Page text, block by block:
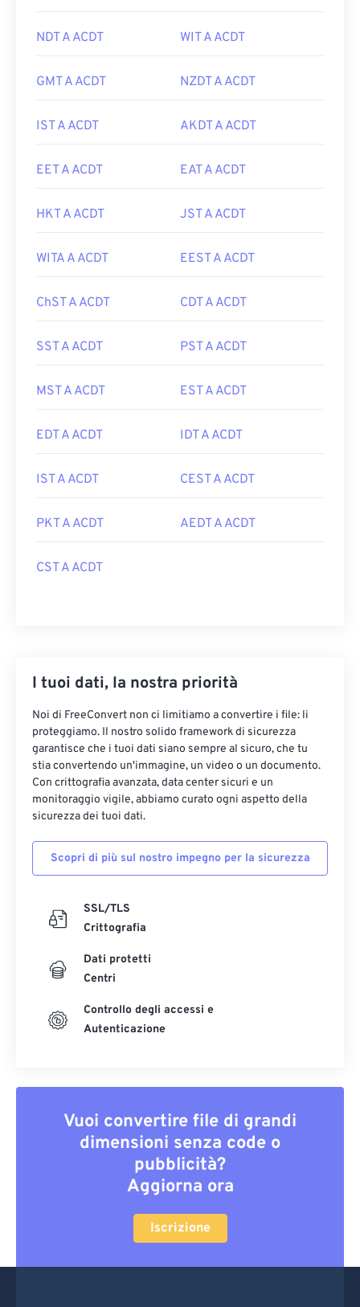
NDT A ACDT WIT A ACDT
GMT A ACDT NZDT A ACDT
IST A ACDT AKDT A ACDT
EET A ACDT EAT A ACDT
HKT A ACDT JST A ACDT
WITA A ACDT EEST A ACDT
ChST A ACDT CDT A ACDT
SST A ACDT PST A ACDT
MST A ACDT EST A ACDT
EDT A ACDT IDT A ACDT
IST A ACDT CEST A ACDT
PKT A ACDT AEDT A ACDT
CST A ACDT
I tuoi dati, la nostra priorità
Noi di FreeConvert non ci limitiamo a convertire i file: li
proteggiamo. Il nostro solido framework di sicurezza
garantisce che i tuoi dati siano sempre al sicuro, che tu
stia convertendo un'immagine, un video o un documento.
Con crittografia avanzata, data center sicuri e un
monitoraggio vigile, abbiamo curato ogni aspetto della
sicurezza dei tuoi dati.
Scopri di più sul nostro impegno per la sicurezza
SSL/TLS
Crittografia
Dati protetti
Centri
Controllo degli accessi e
Autenticazione
Vuoi convertire file di grandi
dimensioni senza code o
pubblicità?
Aggiorna ora
Iscrizione